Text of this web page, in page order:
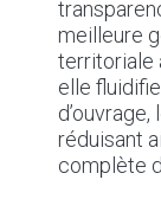
meilleure
territoriale
elle
réduisant
complète